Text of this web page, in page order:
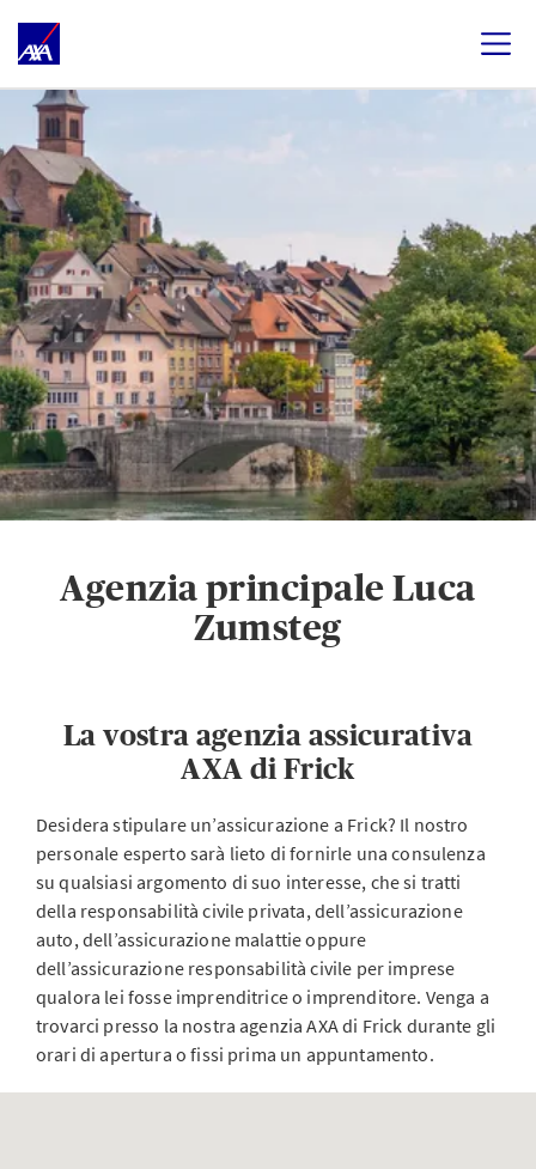
Agenzia principale Luca
Zumsteg
La vostra agenzia assicurativa
AXA di Frick
Desidera stipulare un’assicurazione a Frick? Il nostro
personale esperto sarà lieto di fornirle una consulenza
su qualsiasi argomento di suo interesse, che si tratti
della responsabilità civile privata, dell’assicurazione
auto, dell’assicurazione malattie oppure
dell’assicurazione responsabilità civile per imprese
qualora lei fosse imprenditrice o imprenditore. Venga a
trovarci presso la nostra agenzia AXA di Frick durante gli
orari di apertura o fissi prima un appuntamento.